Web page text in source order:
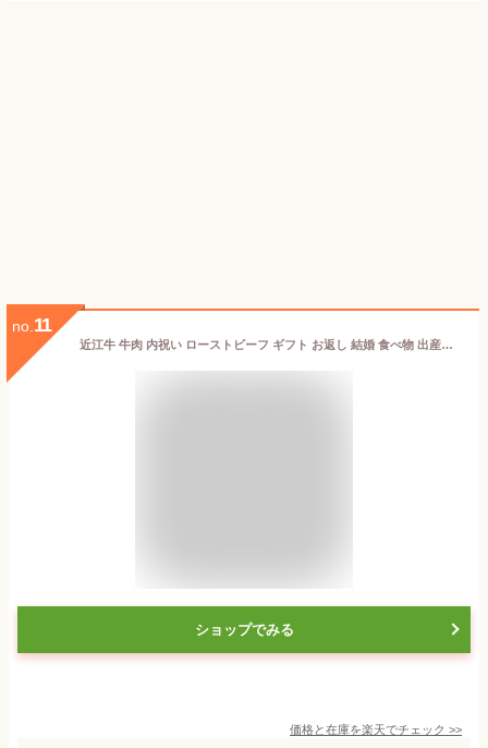
no. 11
近江牛 牛肉 内祝い ローストビーフ ギフト お返し 結婚 食べ物 出産内祝い 【近江牛 ローストビーフスライス200g ローストビーフソース】ローストビーフ 国産 贈答品 送料無料 お誕生日 熨斗対応可 冷凍 簡単調理 父の日 行楽シーズン
ショップでみる
価格と在庫を楽天でチェック >>